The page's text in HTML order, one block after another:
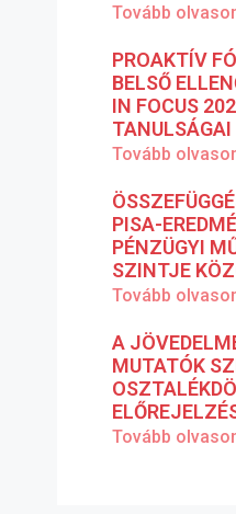
Tovább
PROAKTÍV
BELSŐ
IN FOCUS
TANULSÁGAI
Tovább
PISA-
PÉNZÜGYI
SZINTJE
Tovább
A
MUTATÓK
Tovább